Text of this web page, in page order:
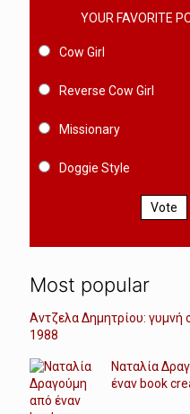
YOUR FAVORITE
Cow Girl
Reverse Cow Girl
Missionary
Doggie Style
Vote
Most popular
Αντζελα Δημητρίου: γυμνή
1988
Ναταλία
έναν book